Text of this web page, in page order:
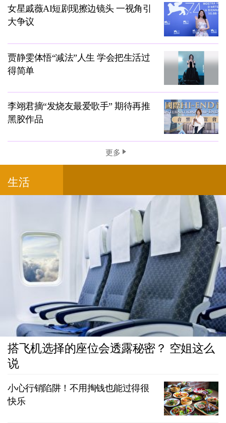
女星戚薇AI短剧现擦边镜头 一视角引
大争议
贾静雯体悟“减法”人生 学会把生活过
得简单
李翊君摘“发烧友最爱歌手” 期待再推
黑胶作品
更多
生活
搭飞机选择的座位会透露秘密？ 空姐这么
说
小心行销陷阱！不用掏钱也能过得很
快乐